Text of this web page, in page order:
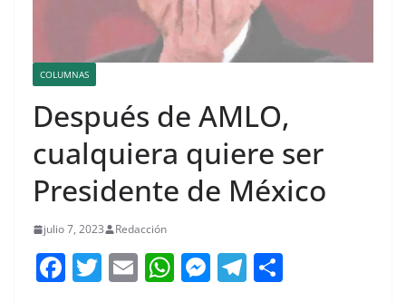
COLUMNAS
Después de AMLO,
cualquiera quiere ser
Presidente de México
julio 7, 2023 Redacción
F T E W M T